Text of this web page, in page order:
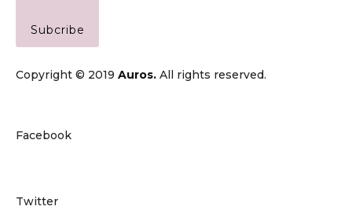
Subcribe
Copyright © 2019 Auros. All rights reserved.
Facebook
Twitter